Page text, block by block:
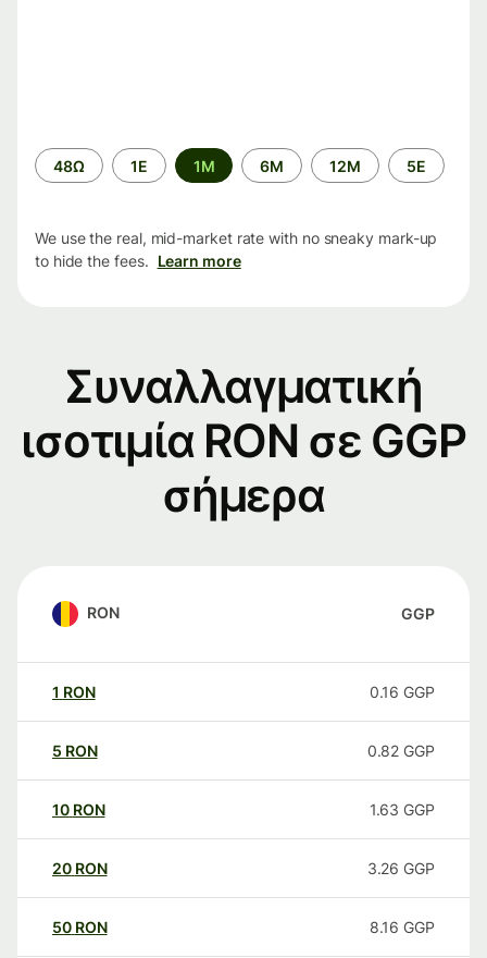
Time
period
48Ω 1Ε 1M 6M 12M 5Ε
We use the real, mid-market rate with no sneaky mark-up
to hide the fees. Learn more
Συναλλαγματική
ισοτιμία RON σε GGP
σήμερα
RON GGP
1 RON 0.16 GGP
5 RON 0.82 GGP
10 RON 1.63 GGP
20 RON 3.26 GGP
50 RON 8.16 GGP